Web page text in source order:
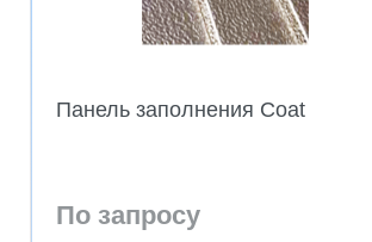
Панель заполнения Coat
По запросу